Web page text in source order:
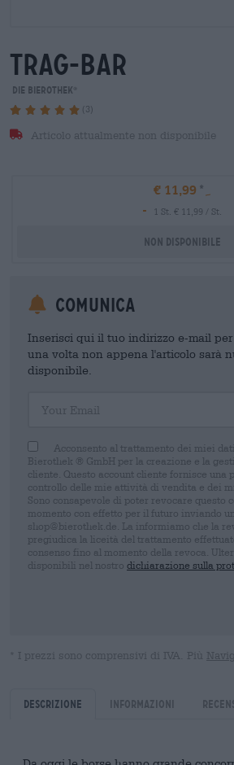
trag-bar
Die Bierothek
(3)
Articolo attualmente non disponibile
€ 11,99
-
1 St. € 11,99 / St.
Non disponibile
Comunica
Inserisci qui il tuo indirizzo e-mail per
una volta non appena l'articolo sarà
disponibile.
Acconsento al trattamento dei miei
Bierothek ® GmbH per la creazione e la
cliente. Questo account cliente fornisce una
controllo delle mie attività di vendita e dei
Sono consapevole di poter revocare questo
momento con effetto per il futuro inviando
shop@bierothek.de. La informiamo che la
pregiudica la liceità del trattamento
consenso fino al momento della revoca.
disponibili nel nostro dichiarazione sulla
* I prezzi sono comprensivi di IVA. Più
Descrizione Informazioni